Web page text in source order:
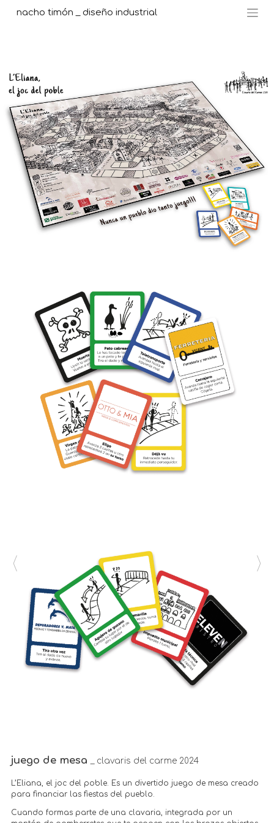
nacho timón _ diseño industrial
juego de mesa _ clavaris del carme 2024
L’Eliana, el joc del poble. Es un divertido juego de mesa creado
para financiar las fiestas del pueblo.
Cuando formas parte de una clavaria, integrada por un